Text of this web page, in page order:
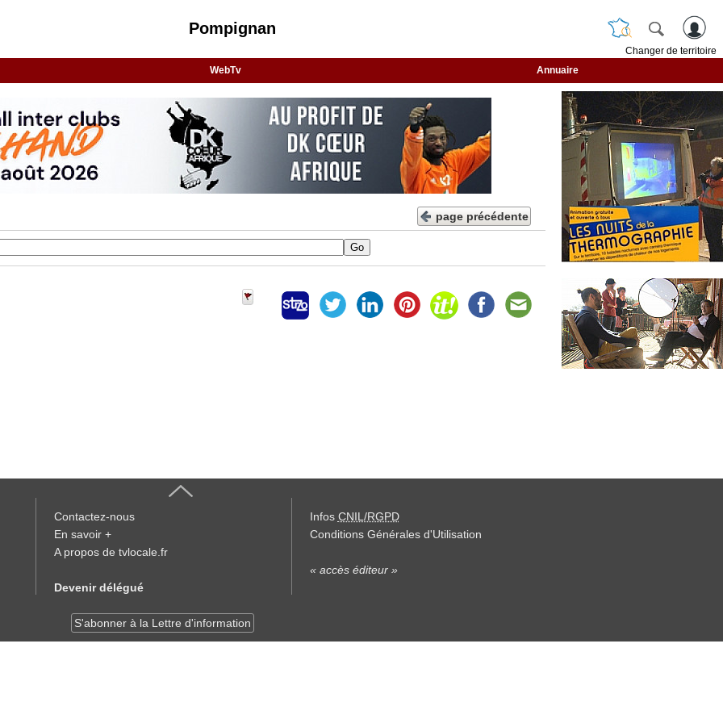
Pompignan
Changer de territoire
WebTv Annuaire
page précédente
Contactez-nous
En savoir +
A propos de tvlocale.fr
Devenir délégué
S'abonner à la Lettre d'information
Infos CNIL/RGPD
Conditions Générales d'Utilisation
« accès éditeur »